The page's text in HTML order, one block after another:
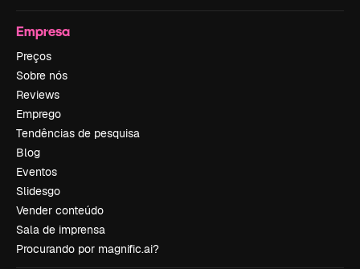
Empresa
Preços
Sobre nós
Reviews
Emprego
Tendências de pesquisa
Blog
Eventos
Slidesgo
Vender conteúdo
Sala de imprensa
Procurando por magnific.ai?